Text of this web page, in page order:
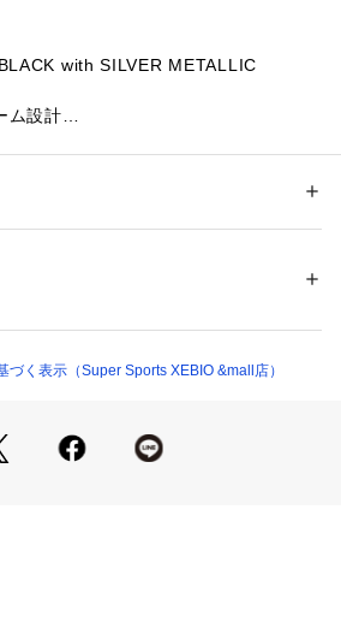
with SILVER METALLIC
ム設計
の注意事項】
すが、使用上問題無いと判断したもの
カラー表記がメーカーカラー表記と異
く表示（Super Sports XEBIO &mall店）